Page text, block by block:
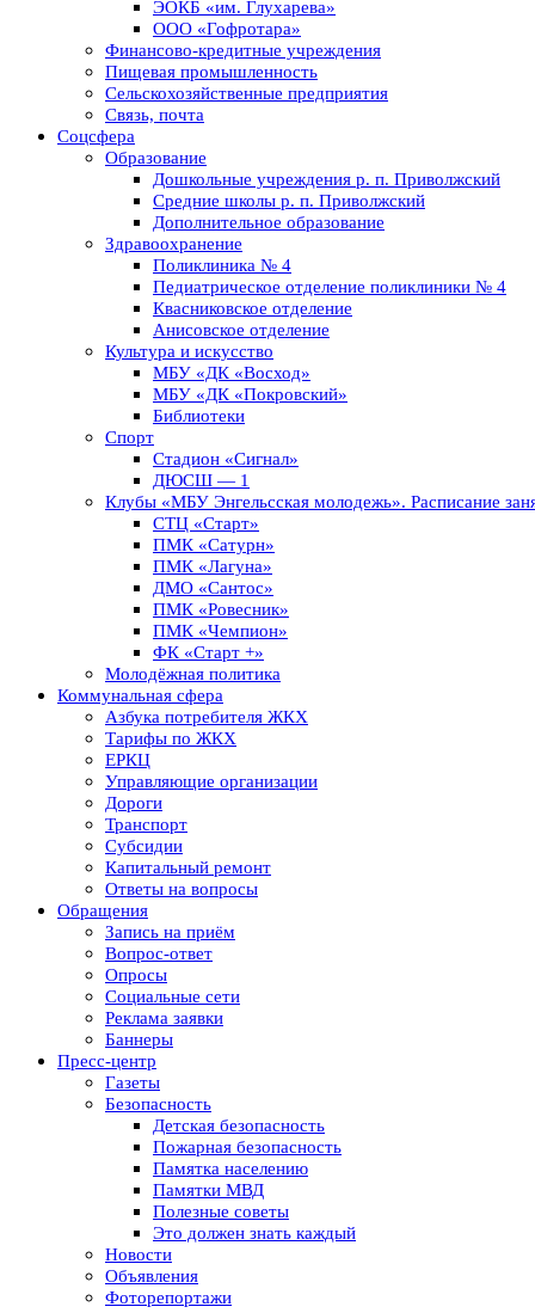
ЭОКБ «им. Глухарева»
ООО «Гофротара»
Финансово-кредитные учреждения
Пищевая промышленность
Сельскохозяйственные предприятия
Связь, почта
Соцсфера
Образование
Дошкольные учреждения р. п. Приволжский
Средние школы р. п. Приволжский
Дополнительное образование
Здравоохранение
Поликлиника № 4
Педиатрическое отделение поликлиники № 4
Квасниковское отделение
Анисовское отделение
Культура и искусство
МБУ «ДК «Восход»
МБУ «ДК «Покровский»
Библиотеки
Спорт
Стадион «Сигнал»
ДЮСШ — 1
Клубы «МБУ Энгельсская молодежь». Расписание
СТЦ «Старт»
ПМК «Сатурн»
ПМК «Лагуна»
ДМО «Сантос»
ПМК «Ровесник»
ПМК «Чемпион»
ФК «Старт +»
Молодёжная политика
Коммунальная сфера
Азбука потребителя ЖКХ
Тарифы по ЖКХ
ЕРКЦ
Управляющие организации
Дороги
Транспорт
Субсидии
Капитальный ремонт
Ответы на вопросы
Обращения
Запись на приём
Вопрос-ответ
Опросы
Социальные сети
Реклама заявки
Баннеры
Пресс-центр
Газеты
Безопасность
Детская безопасность
Пожарная безопасность
Памятка населению
Памятки МВД
Полезные советы
Это должен знать каждый
Новости
Объявления
Фоторепортажи